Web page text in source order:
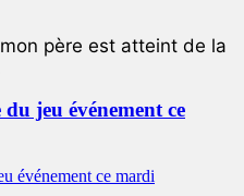
père est atteint de la
jeu événement ce